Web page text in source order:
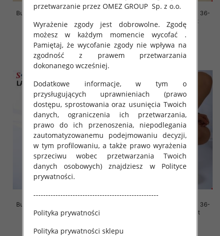
Buty sportowe damskie Roz 36-
41, 1 kolor Paczka 8 szt
88.00 zł
szczegóły
Buty sportowe damskie Roz 36-
41, 1 kolor Paczka 8 szt
88.00 zł
szczegóły
Buty sportowe damskie Roz 36-
41, 1 kolor Paczka 12 szt
45.00 zł
Buty sportowe damskie Roz 36-
41, 1 kolor Paczka 12 szt
przetwarzanie przez OMEZ GROUP Sp. z o.o.
Wyrażenie zgody jest dobrowolne. Zgodę
możesz w każdym momencie wycofać .
Pamiętaj, że wycofanie zgody nie wpływa na
zgodność z prawem przetwarzania
dokonanego wcześniej.
Dodatkowe informacje, w tym o
przysługujących uprawnieniach (prawo
dostępu, sprostowania oraz usunięcia Twoich
danych, ograniczenia ich przetwarzania,
prawo do ich przenoszenia, niepodlegania
zautomatyzowanemu podejmowaniu decyzji,
w tym profilowaniu, a także prawo wyrażenia
sprzeciwu wobec przetwarzania Twoich
danych osobowych) znajdziesz w Polityce
prywatności.
---------------------------------------------------
Polityka prywatności
Polityka prywatności sklepu